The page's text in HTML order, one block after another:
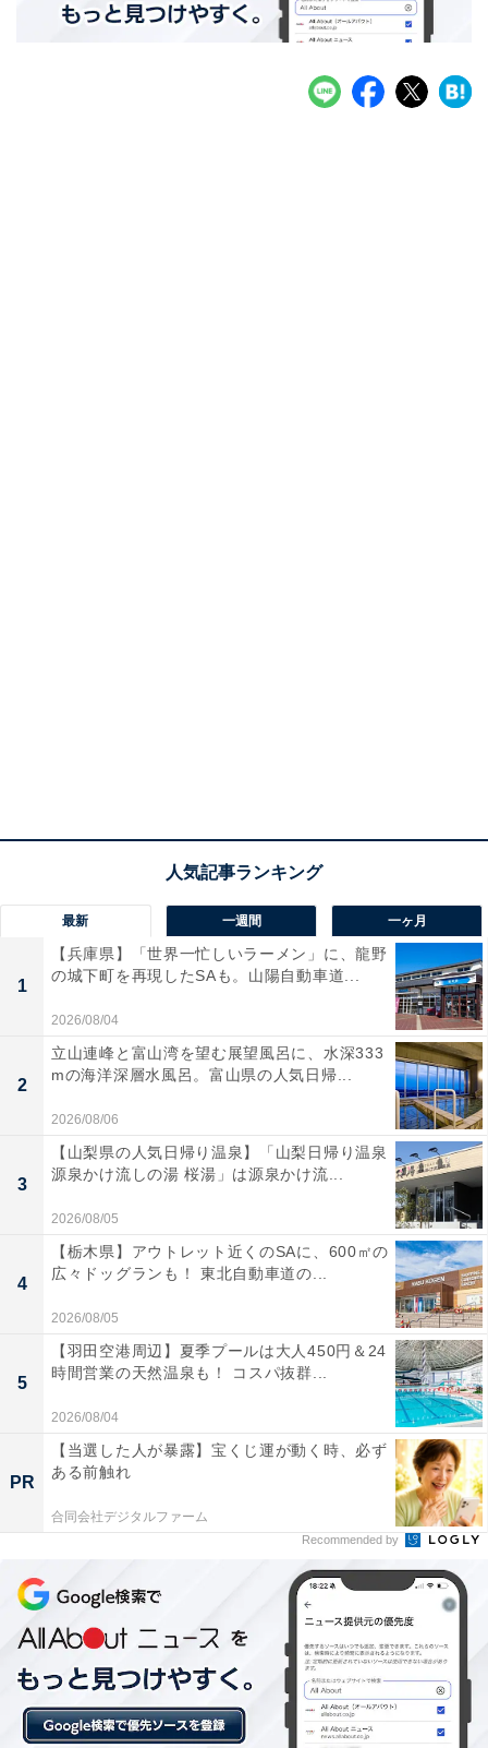
最新 一週間 一ヶ月
1
【兵庫県】「世界一忙しいラーメン」に、龍野
の城下町を再現したSAも。山陽自動車道...
2026/08/04
2
立山連峰と富山湾を望む展望風呂に、水深333
mの海洋深層水風呂。富山県の人気日帰...
2026/08/06
3
【山梨県の人気日帰り温泉】「山梨日帰り温泉
源泉かけ流しの湯 桜湯」は源泉かけ流...
2026/08/05
4
【栃木県】アウトレット近くのSAに、600㎡の
広々ドッグランも！ 東北自動車道の...
2026/08/05
5
【羽田空港周辺】夏季プールは大人450円＆24
時間営業の天然温泉も！ コスパ抜群...
2026/08/04
PR
【当選した人が暴露】宝くじ運が動く時、必ず
ある前触れ
合同会社デジタルファーム
Recommended by